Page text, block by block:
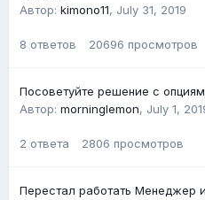
Автор: kimono11, July 31, 2019
8 ответов 20696 просмотров
Посоветуйте решение с
Автор: morninglemon, July 1,
2 ответа 2806 просмотров
Перестал работать Менеджер